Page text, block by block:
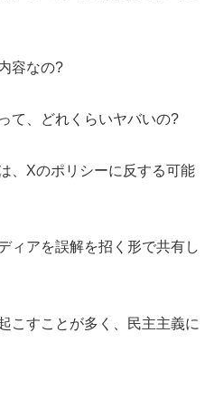
容なの?
て、どれくらいヤバいの?
、Xのポリシーに反する可能
ィアを誤解を招く形で共有し
こすことが多く、民主主義に